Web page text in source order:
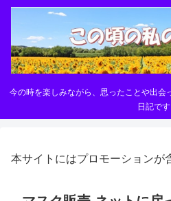
今の時を楽しみながら、思ったことや出会
日記です
本サイトにはプロモーションが